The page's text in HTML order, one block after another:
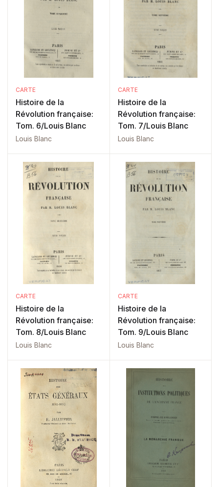
CARTE
Histoire de la
Révolution française:
Tom. 6/Louis Blanc
Louis Blanc
CARTE
Histoire de la
Révolution française:
Tom. 7/Louis Blanc
Louis Blanc
CARTE
Histoire de la
Révolution française:
Tom. 8/Louis Blanc
Louis Blanc
CARTE
Histoire de la
Révolution française:
Tom. 9/Louis Blanc
Louis Blanc